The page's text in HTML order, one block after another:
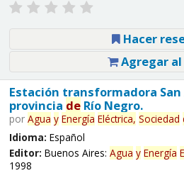
Hacer
Agregar
Estación transformadora
provincia deRío Negro.
por Agua y Energía Eléctrica, Sociedad
Idioma: Español
Editor: Buenos Aires: Agua y Energía
1998